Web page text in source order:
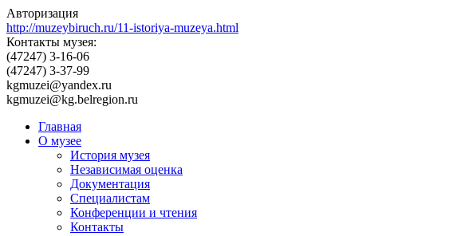
Авторизация
http://muzeybiruch.ru/11-istoriya-muzeya.html
Контакты музея:
(47247) 3-16-06
(47247) 3-37-99
kgmuzei@yandex.ru
kgmuzei@kg.belregion.ru
Главная
О музее
История музея
Независимая оценка
Документация
Специалистам
Конференции и чтения
Контакты